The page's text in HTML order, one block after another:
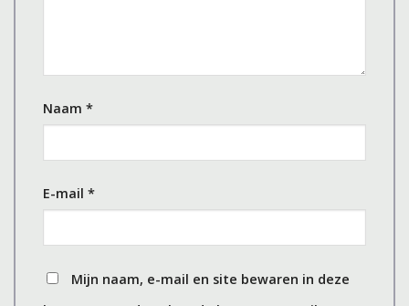
Naam *
E-mail *
Mijn naam, e-mail en site bewaren in deze